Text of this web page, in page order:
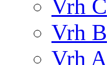
Vrh C
Vrh B
Vrh A